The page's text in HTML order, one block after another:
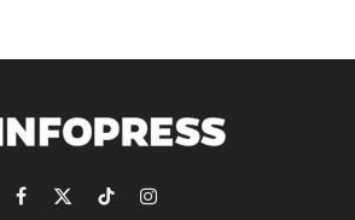
Facebook
X
TikTokInstagram